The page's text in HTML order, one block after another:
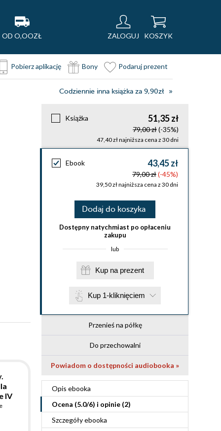
OD O,OOZŁ ZALOGUJ KOSZYK
Pobierz aplikację Bony Podaruj prezent
Codziennie inna książka za 9,90zł
Książka 51,35 zł
79,00 zł(-35%)
47,40 zł najniższa cena z 30 dni
Ebook 43,45 zł
79,00 zł(-45%)
39,50 zł najniższa cena z 30 dni
Dodaj do koszyka
Dostępny natychmiast po opłaceniu
zakupu
lub
Kup na prezent
Kup 1-kliknięciem
Przenieś na półkę
Do przechowalni
Powiadom o dostępności audiobooka »
Opis ebooka
Ocena (5.0/6) i opinie (2)
Szczegółyebooka
IV